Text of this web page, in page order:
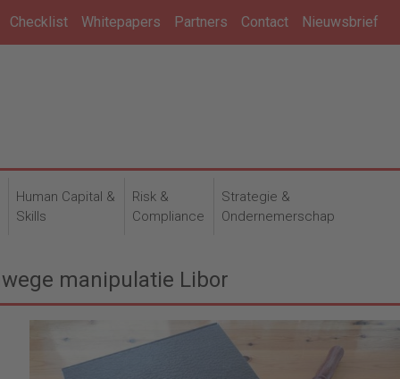
Checklist Whitepapers Partners Contact Nieuwsbrief
Human Capital &
Skills
Risk &
Compliance
Strategie &
Ondernemerschap
manipulatie Libor